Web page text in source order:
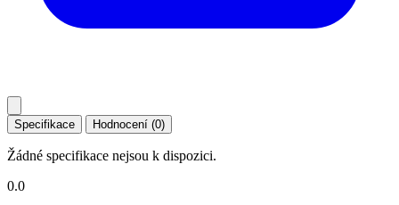
Specifikace Hodnocení (0)
Žádné specifikace nejsou k dispozici.
0.0